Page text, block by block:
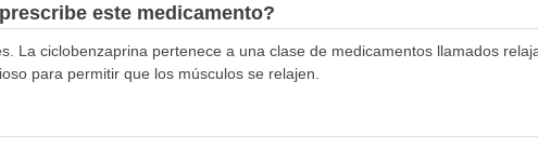
este medicamento?
La ciclobenzaprina pertenece a una clase de medicamentos llamados
para permitir que los músculos se relajen.